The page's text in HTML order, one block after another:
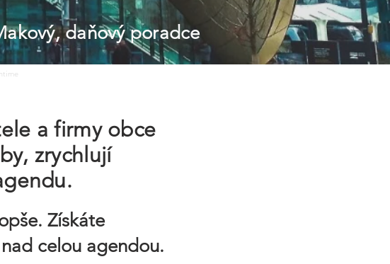
daňový poradce
a firmy obce
zrychlují
Získáte
celou agendou.